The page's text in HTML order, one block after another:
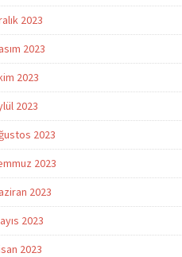
2023
2023
2023
2023
2023
2023
2023
2023
2023